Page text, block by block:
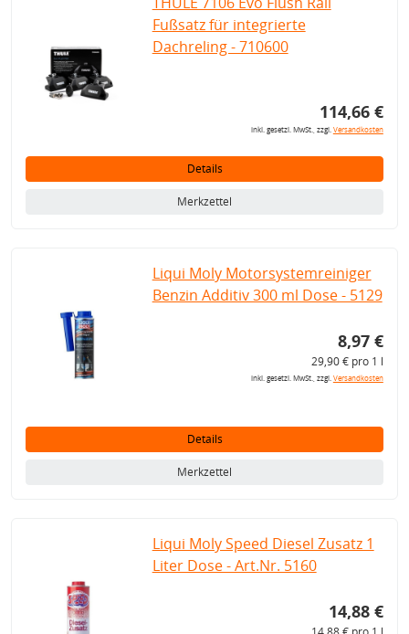
Fußsatz für integrierte
Dachreling - 710600
114,66 €
inkl. gesetzl. MwSt., zzgl.Versandkosten
Details
Merkzettel
Liqui Moly Motorsystemreiniger
Benzin Additiv 300 ml Dose - 5129
8,97 €
29,90 € pro 1 l
inkl. gesetzl. MwSt., zzgl.Versandkosten
Details
Merkzettel
Liqui Moly Speed Diesel Zusatz 1
Liter Dose - Art.Nr. 5160
14,88 €